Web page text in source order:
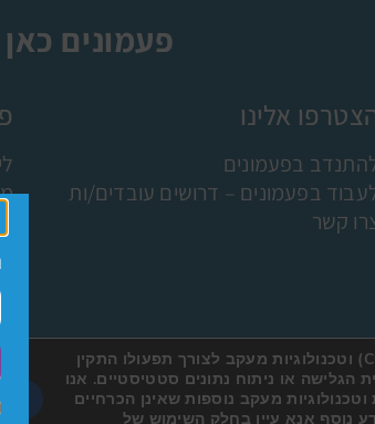
פעמונים
אלינו
בפעמונים
בפעמונים – דרושים עובדים/ות
קשר
אתר זה עושה שימוש בקבצי עוגיות (COOKIES) וטכנולוגיות מעקב לצורך תפעולו התקין
הגלישה או ניתוח נתונים סטטיסטיים. אנו
מעקב נוספות שאינן הכרחיים
נוסף אנא עיין בחלק השימוש של